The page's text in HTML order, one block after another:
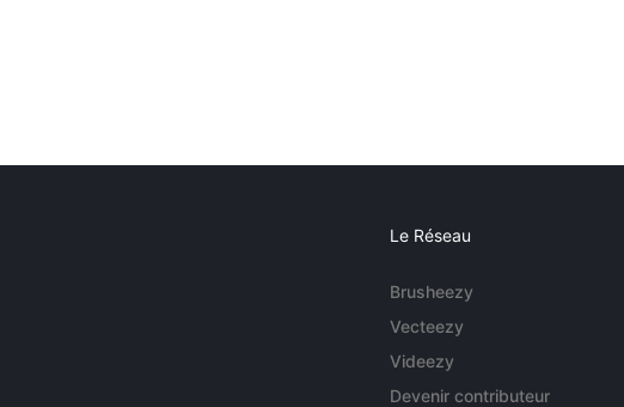
Le Réseau
Brusheezy
Vecteezy
Videezy
Devenir contributeur